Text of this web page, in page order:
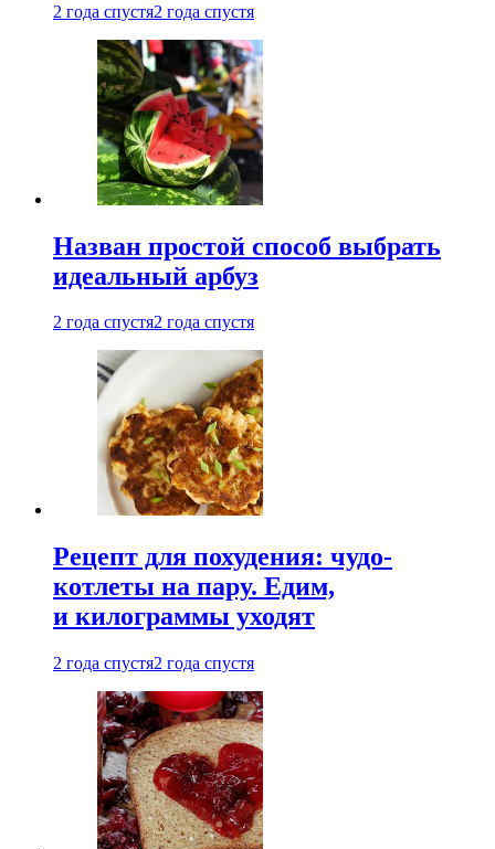
2 года спустя2 года спустя
Назван простой способ выбрать
идеальный арбуз
2 года спустя2 года спустя
Рецепт для похудения: чудо-
котлеты на пару. Едим,
и килограммы уходят
2 года спустя2 года спустя